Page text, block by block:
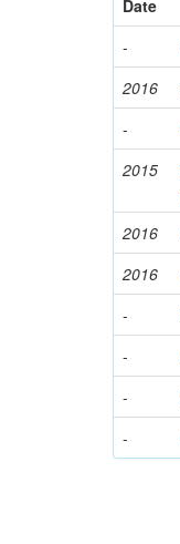
Date
-
2016
-
2015
2016
2016
-
-
-
-